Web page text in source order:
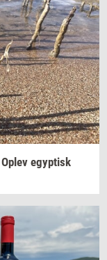
Oplev egyp­tisk